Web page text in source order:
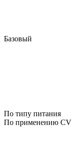
Базовый
По типу питания
По применению CV